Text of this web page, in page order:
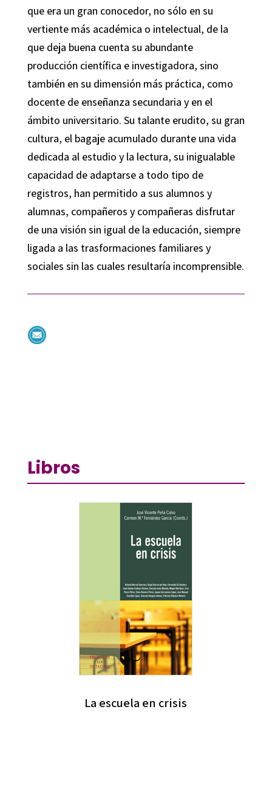
que era un gran conocedor, no sólo en su
vertiente más académica o intelectual, de la
que deja buena cuenta su abundante
producción científica e investigadora, sino
también en su dimensión más práctica, como
docente de enseñanza secundaria y en el
ámbito universitario. Su talante erudito, su gran
cultura, el bagaje acumulado durante una vida
dedicada al estudio y la lectura, su inigualable
capacidad de adaptarse a todo tipo de
registros, han permitido a sus alumnos y
alumnas, compañeros y compañeras disfrutar
de una visión sin igual de la educación, siempre
ligada a las trasformaciones familiares y
sociales sin las cuales resultaría incomprensible.
Libros
La escuela en crisis